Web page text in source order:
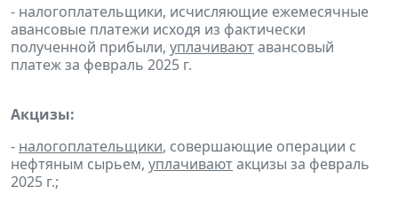
- налогоплательщики, исчисляющие ежемесячные
авансовые платежи исходя из фактически
полученной прибыли, уплачиваютавансовый
платеж за февраль 2025 г.
Акцизы:
- налогоплательщики, совершающие операции с
нефтяным сырьем, уплачиваютакцизы за февраль
2025 г.;